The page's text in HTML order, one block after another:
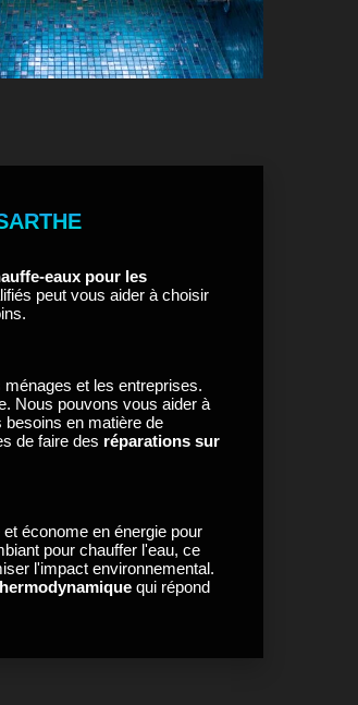
eaux pour les
peut vous aider à choisir
et les entreprises.
Nous pouvons vous aider à
besoins en matière de
de faire des réparations sur
économe en énergie pour
pour chauffer l'eau, ce
l'impact environnemental.
qui répond